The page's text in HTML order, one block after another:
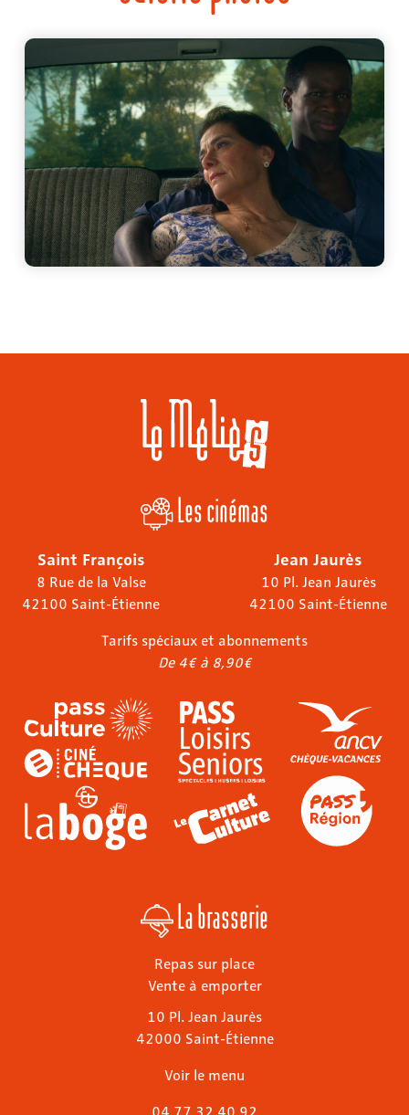
Les cinémas
Saint François
8 Rue de la Valse
42100 Saint-Étienne
Jean Jaurès
10 Pl. Jean Jaurès
42100 Saint-Étienne
Tarifs spéciaux et abonnements
De 4€ à 8,90€
La brasserie
Repas sur place
Vente à emporter
10 Pl. Jean Jaurès
42000 Saint-Étienne
Voir le menu